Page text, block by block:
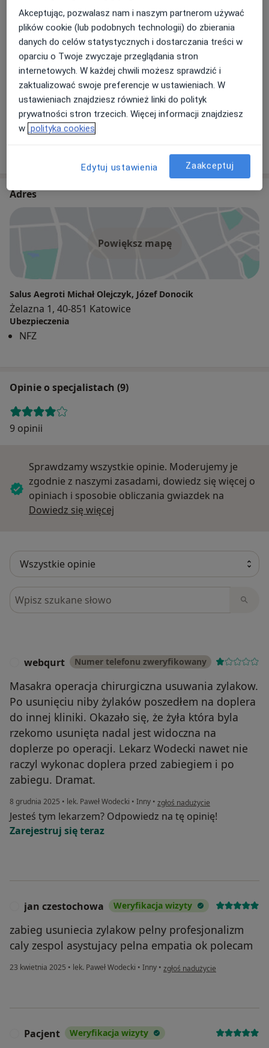
11 opinii
lek. Piotr Tadeusz Wieczorek
Chirurg, Chirurg naczyniowy
5 opinii
Dariusz Grzegorz Duda
Chirurg
Adres
Powiększ mapę
Salus Aegroti Michał Olejczyk, Józef Donocik
Żelazna 1, 40-851 Katowice
Ubezpieczenia
NFZ
Opinie o specjalistach (9)
9 opinii
Sprawdzamy wszystkie opinie. Moderujemy je
zgodnie z naszymi zasadami, dowiedz się więcej o
opiniach i sposobie obliczania gwiazdek na
Dowiedz się więcej
Szukaj w opiniach
webqurt Numer telefonu zweryfikowany
Masakra operacja chirurgiczna usuwania zylakow.
Po usunięciu niby żylaków poszedłem na doplera
do innej kliniki. Okazało się, że żyła która byla
rzekomo usunięta nadal jest widoczna na
doplerze po operacji. Lekarz Wodecki nawet nie
raczyl wykonac doplera przed zabiegiem i po
zabiegu. Dramat.
8 grudnia 2025 • lek. Paweł Wodecki • Inny • w opinii użytkownika webqurt
zgłoś nadużycie
Jesteś tym lekarzem? Odpowiedz na tę opinię!
Zarejestruj się teraz
jan czestochowa Weryfikacja wizyty
zabieg usuniecia zylakow pelny profesjonalizm
caly zespol asystujacy pelna empatia ok polecam
23 kwietnia 2025 • lek. Paweł Wodecki • Inny • w opinii użytkownika jan
zgłoś nadużycie
Pacjent Weryfikacja wizyty
Akceptując, pozwalasz nam i naszym partnerom używać
plików cookie (lub podobnych technologii) do zbierania
danych do celów statystycznych i dostarczania treści w
oparciu o Twoje zwyczaje przeglądania stron
internetowych. W każdej chwili możesz sprawdzić i
zaktualizować swoje preferencje w ustawieniach. W
ustawieniach znajdziesz również linki do polityk
prywatności stron trzecich. Więcej informacji znajdziesz
w polityka cookies
Edytuj ustawienia Zaakceptuj